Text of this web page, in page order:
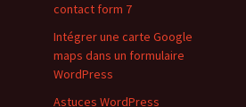
contact form 7
Intégrer une carte Google
maps dans un formulaire
WordPress
Astuces WordPress